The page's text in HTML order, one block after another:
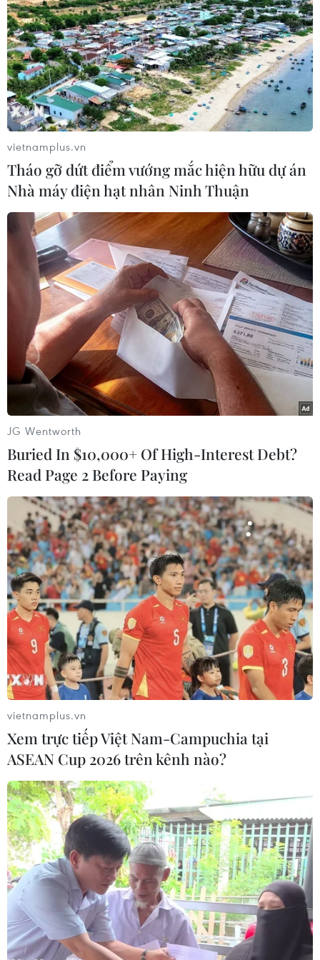
3. The Book of Life (2014) 17 triệu USD
4.Alexander and the Terrible, Horrible, No Good,
Very Bad Day (2014) 12,04 triệu USD
5.The Best of Me (2014) 10,2 triệu USD
6.Dracula Untold * (2014) 9,89 triệu USD
7.The Judge (2014) 7,94 triệu USD
8.Annabelle * (2014) 7,93 triệu USD
9.The Equalizer * (2014) 5,45 triệu USD
10.The Maze Runner * (2014) 4,5 triệu USD
* Đã chiếu tại Việt Nam
** Sắp chiếu tại Việt Nam
(Vietnam+)
#Brad Pitt #Doanh thu
#Phòng vé Bắc Mỹ
#20th Century Fox
#Gone Girl
#Fury
#Quân Đồng Minh
#Quán quân
Đức
Việt Nam
Theo dõi VietnamPlus
TIN LIÊN QUAN
vietnamplus.vn
Tháo gỡ dứt điểm vướng mắc hiện hữu dự án
Nhà máy điện hạt nhân Ninh Thuận
JG Wentworth
Buried In $10,000+ Of High-Interest Debt?
Read Page 2 Before Paying
vietnamplus.vn
Xem trực tiếp Việt Nam-Campuchia tại
ASEAN Cup 2026 trên kênh nào?